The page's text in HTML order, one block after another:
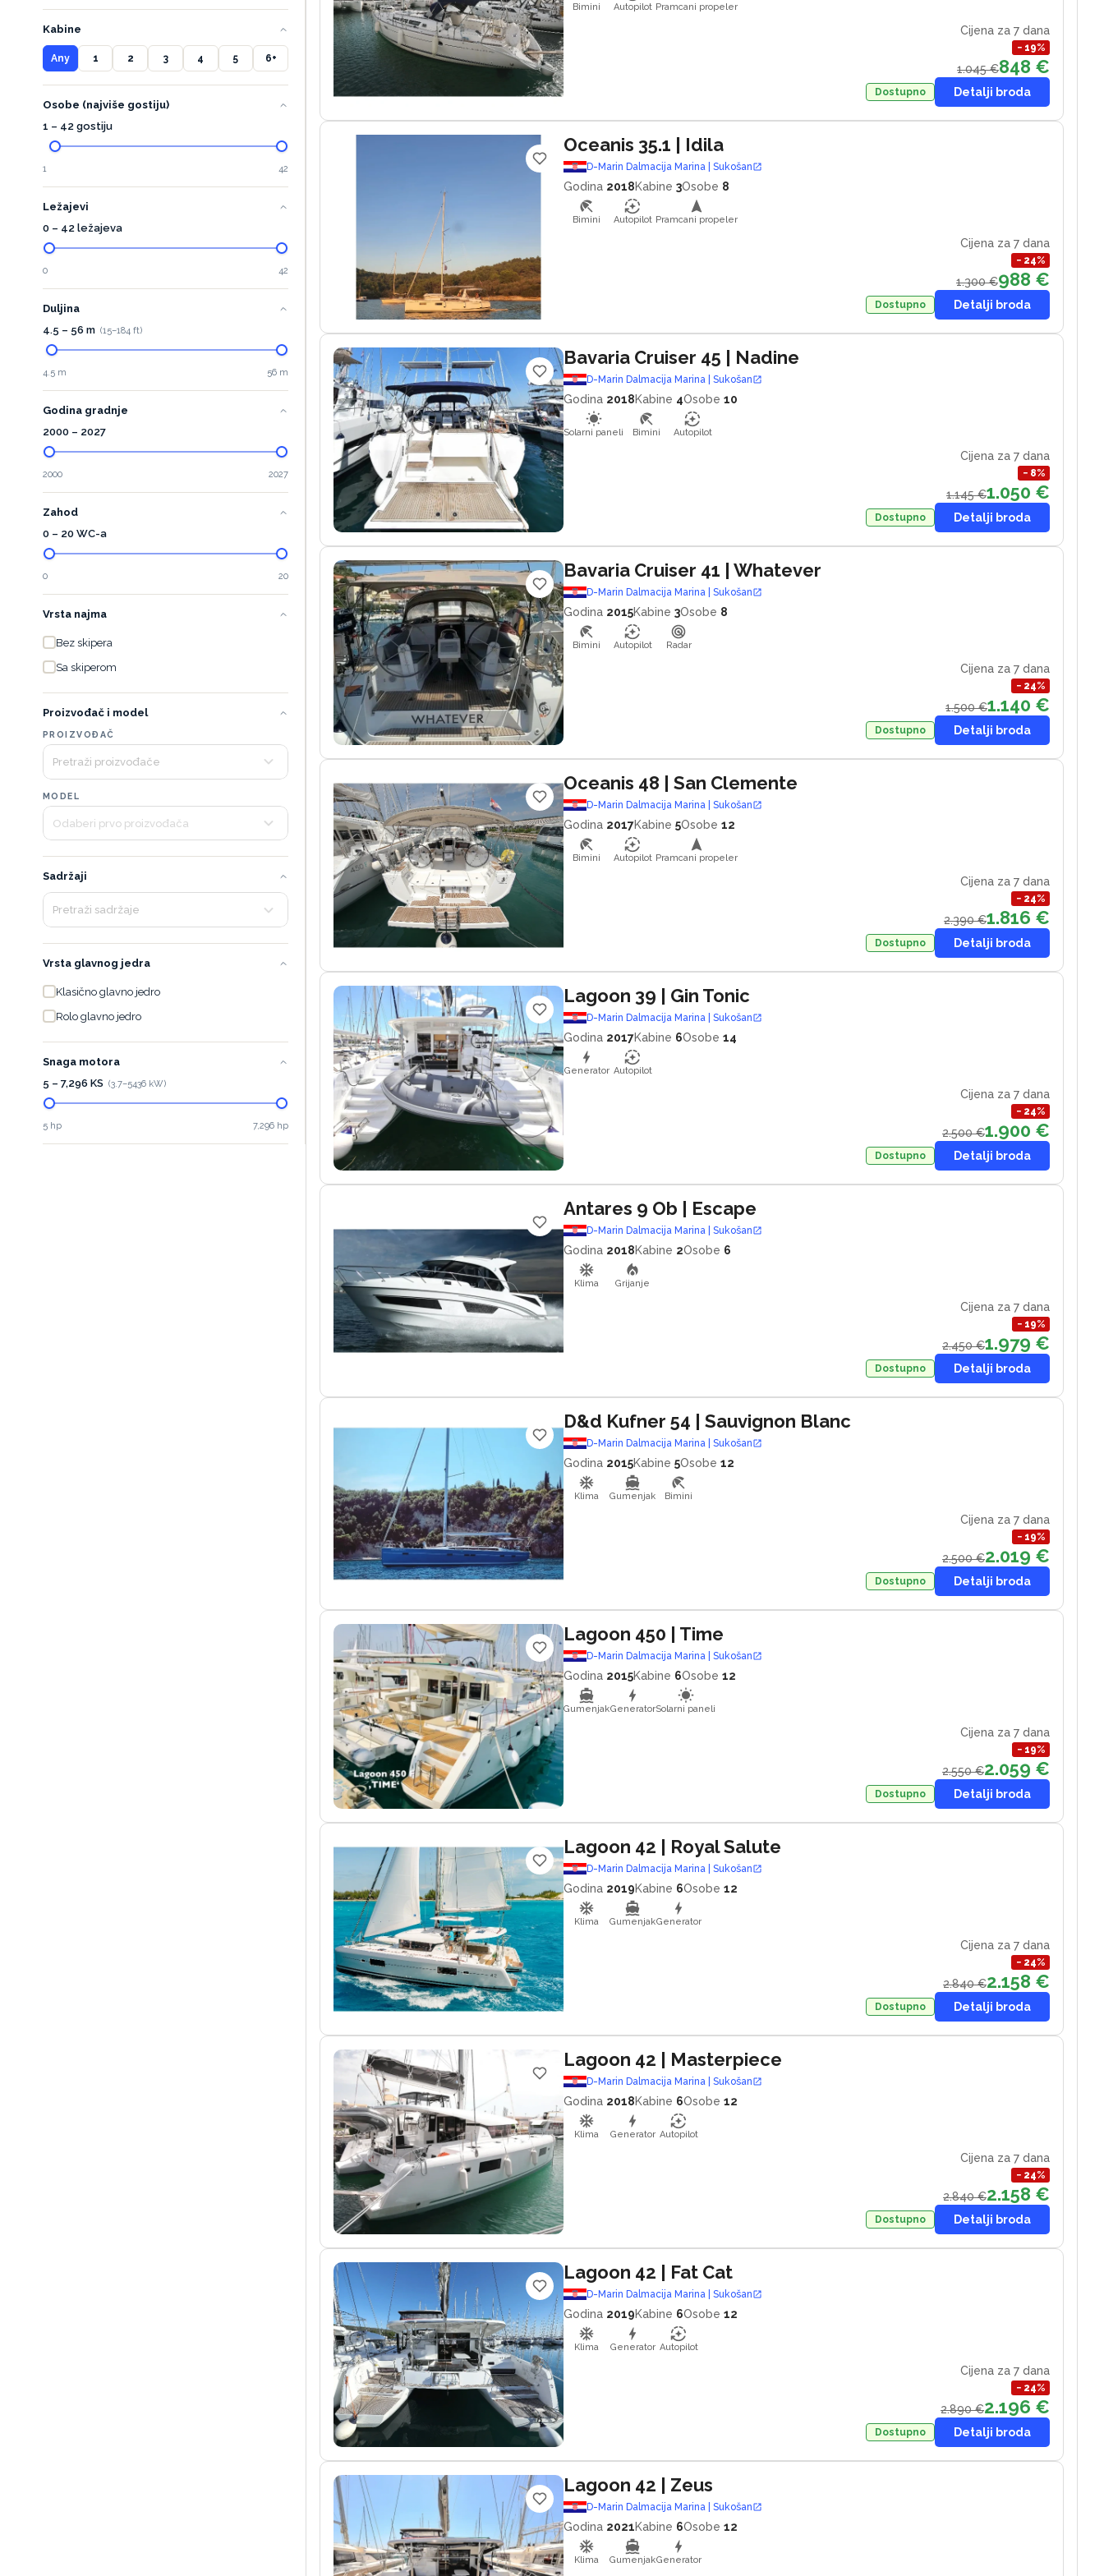
Kabine
Any 1 2 3 4 5 6+
Osobe (najviše gostiju)
1 – 42 gostiju
1 42
Ležajevi
0 – 42 ležajeva
0 42
Duljina
4.5 – 56 m (15–184 ft)
4.5 m 56 m
Godina gradnje
2000 – 2027
2000 2027
Zahod
0 – 20 WC-a
0 20
Vrsta najma
Bez skipera
Sa skiperom
Proizvođač i model
PROIZVOĐAČ
MODEL
Sadržaji
Vrsta glavnog jedra
Klasično glavno jedro
Rolo glavno jedro
Snaga motora
5 – 7,296 KS (3.7–5436 kW)
5 hp 7,296 hp
Bimini Autopilot Pramcani propeler
Cijena za 7 dana
− 19%
1.045 €848 €
Dostupno Detalji broda
Oceanis 35.1 | Idila
D-Marin Dalmacija Marina | Sukošan
Godina 2018Kabine 3Osobe 8
Bimini Autopilot Pramcani propeler
Cijena za 7 dana
− 24%
1.300 €988 €
Dostupno Detalji broda
Bavaria Cruiser 45 | Nadine
D-Marin Dalmacija Marina | Sukošan
Godina 2018Kabine 4Osobe 10
Solarni paneli Bimini Autopilot
Cijena za 7 dana
− 8%
1.145 €1.050 €
Dostupno Detalji broda
Bavaria Cruiser 41 | Whatever
D-Marin Dalmacija Marina | Sukošan
Godina 2015Kabine 3Osobe 8
Bimini Autopilot Radar
Cijena za 7 dana
− 24%
1.500 €1.140 €
Dostupno Detalji broda
Oceanis 48 | San Clemente
D-Marin Dalmacija Marina | Sukošan
Godina 2017Kabine 5Osobe 12
Bimini Autopilot Pramcani propeler
Cijena za 7 dana
− 24%
2.390 €1.816 €
Dostupno Detalji broda
Lagoon 39 | Gin Tonic
D-Marin Dalmacija Marina | Sukošan
Godina 2017Kabine 6Osobe 14
Generator Autopilot
Cijena za 7 dana
− 24%
2.500 €1.900 €
Dostupno Detalji broda
Antares 9 Ob | Escape
D-Marin Dalmacija Marina | Sukošan
Godina 2018Kabine 2Osobe 6
Klima Grijanje
Cijena za 7 dana
− 19%
2.450 €1.979 €
Dostupno Detalji broda
D&d Kufner 54 | Sauvignon Blanc
D-Marin Dalmacija Marina | Sukošan
Godina 2015Kabine 5Osobe 12
Klima Gumenjak Bimini
Cijena za 7 dana
− 19%
2.500 €2.019 €
Dostupno Detalji broda
Lagoon 450 | Time
D-Marin Dalmacija Marina | Sukošan
Godina 2015Kabine 6Osobe 12
GumenjakGeneratorSolarni paneli
Cijena za 7 dana
− 19%
2.550 €2.059 €
Dostupno Detalji broda
Lagoon 42 | Royal Salute
D-Marin Dalmacija Marina | Sukošan
Godina 2019Kabine 6Osobe 12
Klima GumenjakGenerator
Cijena za 7 dana
− 24%
2.840 €2.158 €
Dostupno Detalji broda
Lagoon 42 | Masterpiece
D-Marin Dalmacija Marina | Sukošan
Godina 2018Kabine 6Osobe 12
Klima Generator Autopilot
Cijena za 7 dana
− 24%
2.840 €2.158 €
Dostupno Detalji broda
Lagoon 42 | Fat Cat
D-Marin Dalmacija Marina | Sukošan
Godina 2019Kabine 6Osobe 12
Klima Generator Autopilot
Cijena za 7 dana
− 24%
2.890 €2.196 €
Dostupno Detalji broda
Lagoon 42 | Zeus
D-Marin Dalmacija Marina | Sukošan
Godina 2021Kabine 6Osobe 12
Klima GumenjakGenerator